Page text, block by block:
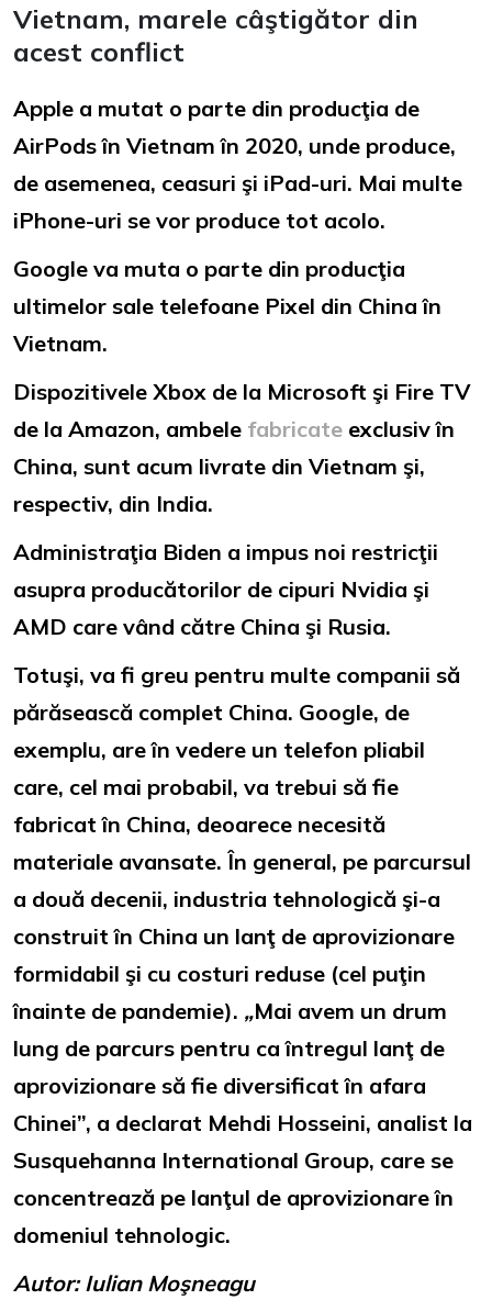
Vietnam, marele câştigător din
acest conflict
Apple a mutat o parte din producţia de
AirPods în Vietnam în 2020, unde produce,
de asemenea, ceasuri şi iPad-uri. Mai multe
iPhone-uri se vor produce tot acolo.
Google va muta o parte din producţia
ultimelor sale telefoane Pixel din China în
Vietnam.
Dispozitivele Xbox de la Microsoft şi Fire TV
de la Amazon, ambele fabricate exclusiv în
China, sunt acum livrate din Vietnam şi,
respectiv, din India.
Administraţia Biden a impus noi restricţii
asupra producătorilor de cipuri Nvidia şi
AMD care vând către China şi Rusia.
Totuşi, va fi greu pentru multe companii să
părăsească complet China. Google, de
exemplu, are în vedere un telefon pliabil
care, cel mai probabil, va trebui să fie
fabricat în China, deoarece necesită
materiale avansate. În general, pe parcursul
a două decenii, industria tehnologică şi-a
construit în China un lanţ de aprovizionare
formidabil şi cu costuri reduse (cel puţin
înainte de pandemie). „Mai avem un drum
lung de parcurs pentru ca întregul lanţ de
aprovizionare să fie diversificat în afara
Chinei”, a declarat Mehdi Hosseini, analist la
Susquehanna International Group, care se
concentrează pe lanţul de aprovizionare în
domeniul tehnologic.
Autor: Iulian Moşneagu